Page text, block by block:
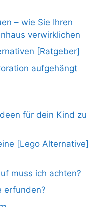
– wie Sie Ihren
verwirklichen
[Ratgeber]
aufgehängt
für dein Kind zu
[Lego Alternative]
muss ich achten?
erfunden?